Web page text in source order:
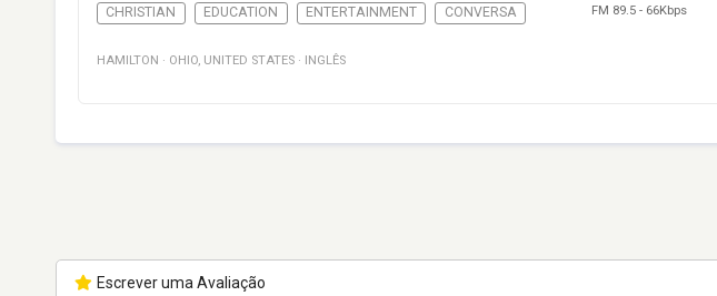
CHRISTIAN EDUCATION ENTERTAINMENT CONVERSA FM 89.5 - 66Kbps
HAMILTON · OHIO, UNITED STATES · INGLÊS
Escrever uma Avaliação